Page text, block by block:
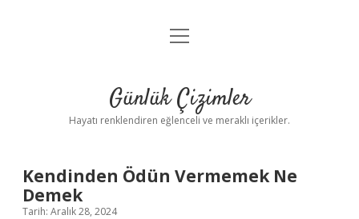
Anasayfa
Yasal Uyarı
menüyü
Günlük Çizimler
Hayatı renklendiren eğlenceli ve meraklı içerikler.
Kendinden Ödün Vermemek Ne
Demek
Tarih: Aralık 28, 2024